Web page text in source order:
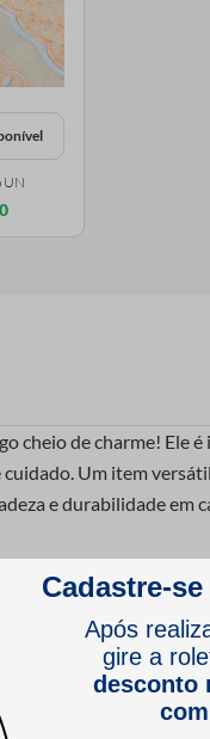
UN
cheio de charme! Ele
Um item
e durabilidade em